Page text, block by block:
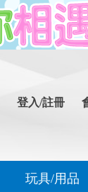
登入/註冊
玩具/用品